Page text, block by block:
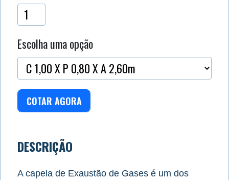
Escolha uma opção
COTAR AGORA
DESCRIÇÃO
A capela de Exaustão de Gases é um dos